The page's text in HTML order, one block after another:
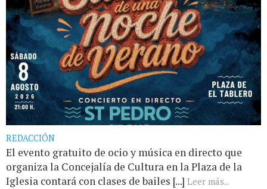
REDACCIÓN
El evento gratuito de ocio y música en directo que
organiza la Concejalía de Cultura en la Plaza de la
Iglesia contará con clases de bailes [...] Leer más...